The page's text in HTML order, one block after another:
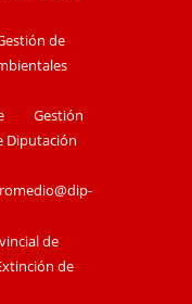
de
Gestión
Diputación
de
de